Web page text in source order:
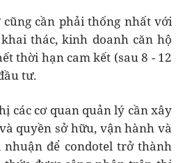
cần phải thống nhất với
thác, kinh doanh căn hộ
thời hạn cam kết (sau 8 - 12
tư.
các cơ quan quản lý cần xây
quyền sở hữu, vận hành và
nhuận để condotel trở thành